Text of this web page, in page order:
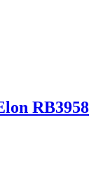
RB3958